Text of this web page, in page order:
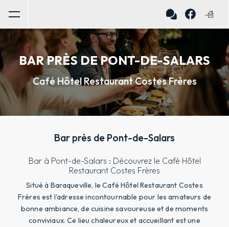
BAR PRÈS DE PONT-DE-SALARS
Café Hôtel Restaurant Costes Frères
Bar près de Pont-de-Salars
Bar à Pont-de-Salars : Découvrez le Café Hôtel
Restaurant Costes Frères
Situé à Baraqueville, le Café Hôtel Restaurant Costes
Frères est l'adresse incontournable pour les amateurs de
bonne ambiance, de cuisine savoureuse et de moments
conviviaux. Ce lieu chaleureux et accueillant est une